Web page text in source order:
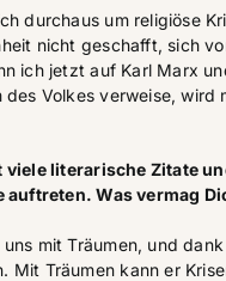
durchaus um religiöse
nicht geschafft, sich
ich jetzt auf Karl Marx
des Volkes verweise, wird
viele literarische Zitate
auftreten. Was vermag
mit Träumen, und
Mit Träumen kann er